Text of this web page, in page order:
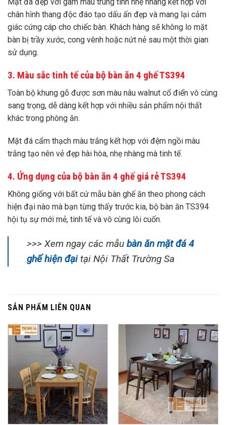
chân hình thang độc đáo tạo dấu ấn đẹp và mang lại cảm
giác cứng cáp cho chiếc bàn. Khách hàng sẽ không lo mặt
bàn bị trầy xước, cong vênh hoặc nứt nẻ sau một thời gian
sử dụng.
3. Màu sắc tinh tế của bộ bàn ăn 4 ghế TS394
Toàn bộ khung gỗ được sơn màu nâu walnut cổ điển vô cùng
sang trọng, dễ dàng kết hợp với nhiều sản phẩm nội thất
khác trong phòng ăn.
Mặt đá cẩm thạch màu trắng kết hợp với đệm ngồi màu
trắng tạo nên vẻ đẹp hài hòa, nhẹ nhàng mà tinh tế.
4. Ứng dụng của bộ bàn ăn 4 ghế giá rẻ TS394
Không giống với bất cứ mẫu bàn ghế ăn theo phong cách
hiện đại nào mà bạn từng thấy trước kia, bộ bàn ăn TS394
hội tụ sự mới mẻ, tinh tế và vô cùng lôi cuốn.
>>> Xem ngay các mẫu bàn ăn mặt đá 4
ghế hiện đại tại Nội Thất Trường Sa
SẢN PHẨM LIÊN QUAN